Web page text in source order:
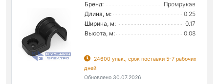
Бренд:
Промрукав
Длина, м:
0.25
Ширина, м:
0.17
Высота, м:
0.08
24600 упак., срок поставки 5-7 рабочих
дней
Обновлено 30.07.2026